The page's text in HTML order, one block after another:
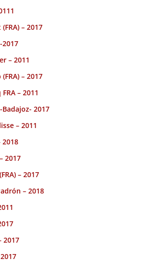
– 2017
2017
– 2011
– 2017
– 2011
2017
– 2011
2018
2017
– 2017
– 2018
2017